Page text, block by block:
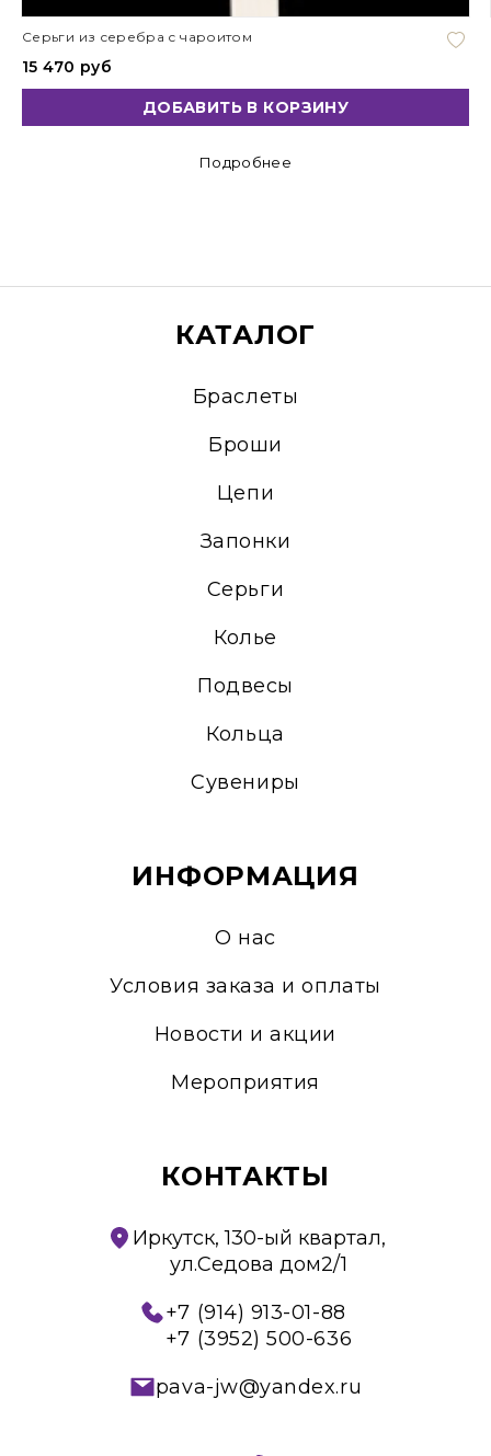
Серьги из серебра с чароитом
15 470 руб
ДОБАВИТЬ В КОРЗИНУ
Подробнее
КАТАЛОГ
Браслеты
Броши
Цепи
Запонки
Серьги
Колье
Подвесы
Кольца
Сувениры
ИНФОРМАЦИЯ
О нас
Условия заказа и оплаты
Новости и акции
Мероприятия
КОНТАКТЫ
Иркутск, 130-ый квартал,
ул.Седова дом2/1
+7 (914) 913-01-88
+7 (3952) 500-636
pava-jw@yandex.ru